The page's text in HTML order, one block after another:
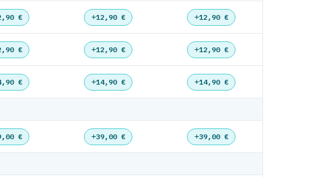
€ 12,90 € 12,90 €
€ 12,90 € 12,90 €
€ 14,90 € 14,90 €
€ 39,00 € 39,00 €